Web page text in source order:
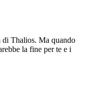
di Thalios. Ma quando
la fine per te e i